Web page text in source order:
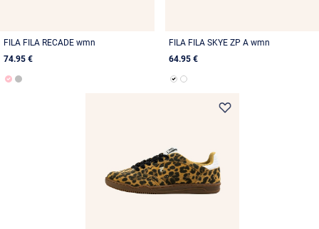
FILA FILA RECADE wmn
74.95 €
FILA FILA SKYE ZP A wmn
64.95 €